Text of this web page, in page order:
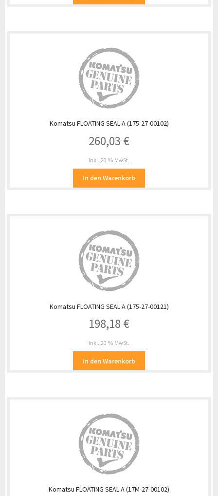
Komatsu FLOATING SEAL A (175-27-00102)
260,03 €
inkl. 20 % MwSt.
In den Warenkorb
Komatsu FLOATING SEAL A (175-27-00121)
198,18 €
inkl. 20 % MwSt.
In den Warenkorb
Komatsu FLOATING SEAL A (17M-27-00102)